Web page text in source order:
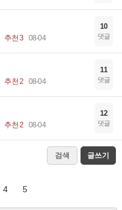
추천 3 08-04
10
댓글
추천 2 08-04
11
댓글
추천 2 08-04
12
댓글
검색 글쓰기
4 5